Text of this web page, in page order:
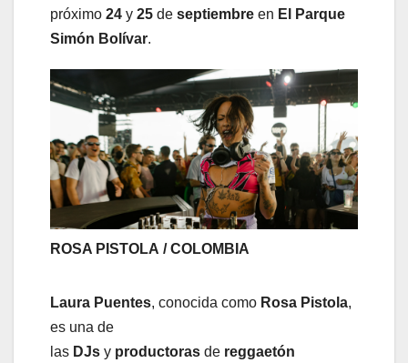
próximo 24 y 25 de septiembre en El Parque
Simón Bolívar.
ROSA PISTOLA / COLOMBIA
Laura Puentes, conocida como Rosa Pistola,
es una de
las DJs y productoras de reggaetón